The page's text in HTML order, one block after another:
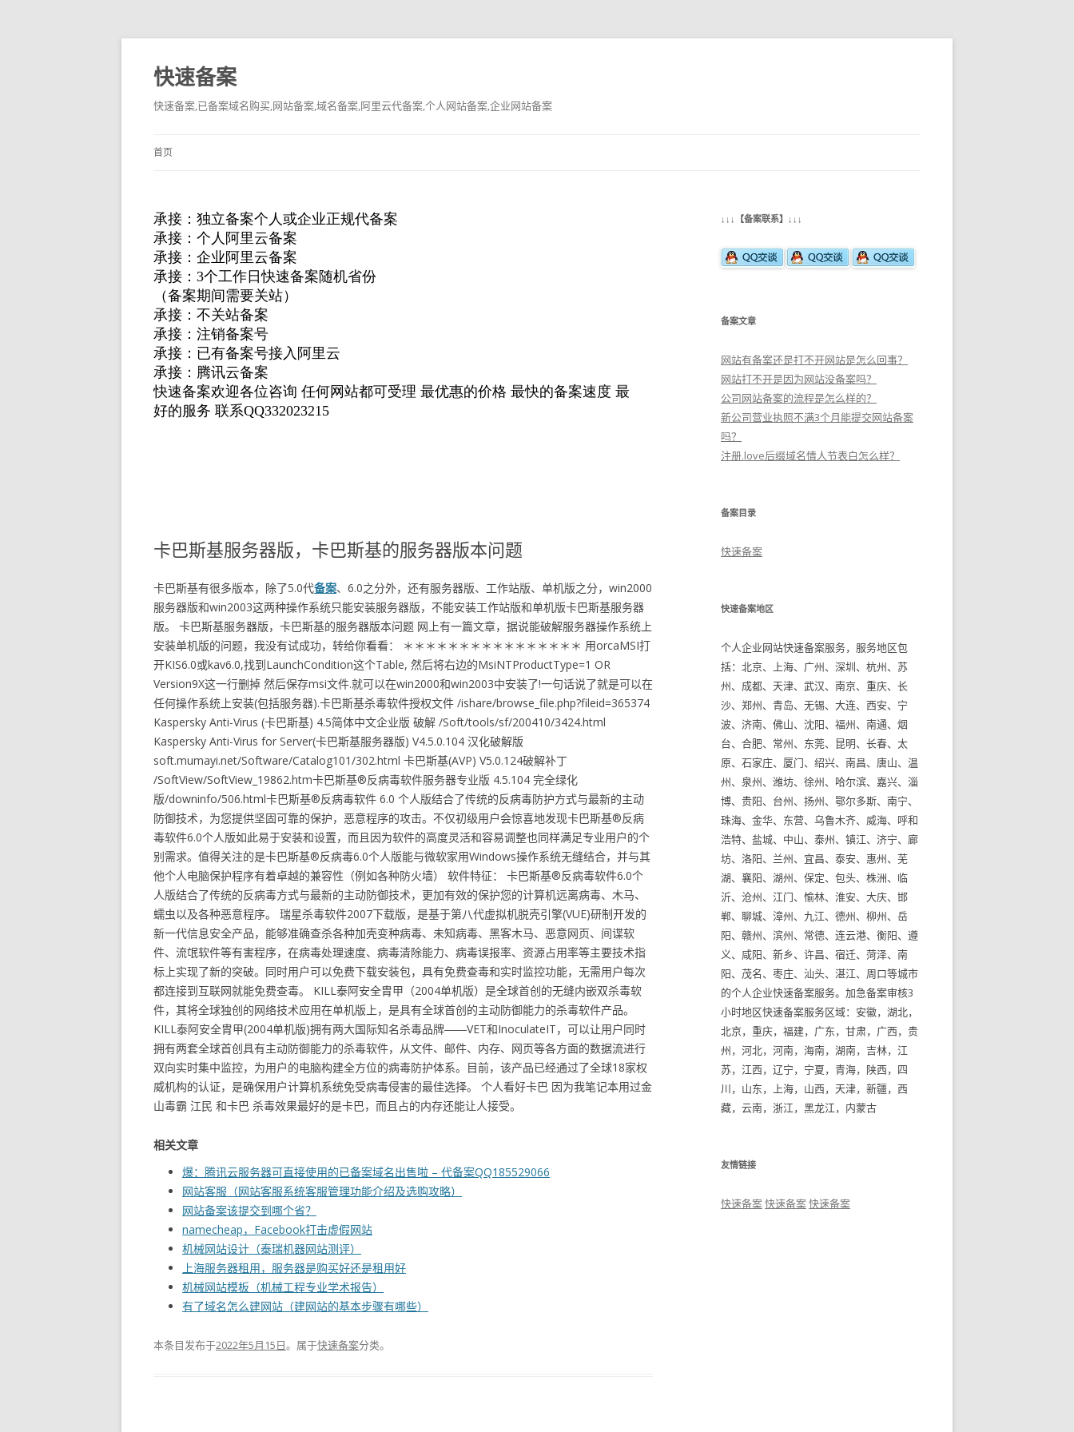
快速备案
快速备案,已备案域名购买,网站备案,域名备案,阿里云代备案,个人网站备案,企业网站备案
首页
卡巴斯基服务器版，卡巴斯基的服务器版本问题
卡巴斯基有很多版本，除了5.0代备案、6.0之分外，还有服务器版、工作站版、单机版之分，win2000
服务器版和win2003这两种操作系统只能安装服务器版，不能安装工作站版和单机版卡巴斯基服务器
版。 卡巴斯基服务器版，卡巴斯基的服务器版本问题 网上有一篇文章，据说能破解服务器操作系统上
安装单机版的问题，我没有试成功，转给你看看： ＊＊＊＊＊＊＊＊＊＊＊＊＊＊＊＊ 用orcaMSI打
开KIS6.0或kav6.0,找到LaunchCondition这个Table, 然后将右边的MsiNTProductType=1 OR
Version9X这一行删掉 然后保存msi文件.就可以在win2000和win2003中安装了!一句话说了就是可以在
任何操作系统上安装(包括服务器).卡巴斯基杀毒软件授权文件 /ishare/browse_file.php?fileid=365374
Kaspersky Anti-Virus (卡巴斯基) 4.5简体中文企业版 破解 /Soft/tools/sf/200410/3424.html
Kaspersky Anti-Virus for Server(卡巴斯基服务器版) V4.5.0.104 汉化破解版
soft.mumayi.net/Software/Catalog101/302.html 卡巴斯基(AVP) V5.0.124破解补丁
/SoftView/SoftView_19862.htm卡巴斯基®反病毒软件服务器专业版 4.5.104 完全绿化
版/downinfo/506.html卡巴斯基®反病毒软件 6.0 个人版结合了传统的反病毒防护方式与最新的主动
防御技术，为您提供坚固可靠的保护，恶意程序的攻击。不仅初级用户会惊喜地发现卡巴斯基®反病
毒软件6.0个人版如此易于安装和设置，而且因为软件的高度灵活和容易调整也同样满足专业用户的个
别需求。值得关注的是卡巴斯基®反病毒6.0个人版能与微软家用Windows操作系统无缝结合，并与其
他个人电脑保护程序有着卓越的兼容性（例如各种防火墙） 软件特征： 卡巴斯基®反病毒软件6.0个
人版结合了传统的反病毒方式与最新的主动防御技术，更加有效的保护您的计算机远离病毒、木马、
蠕虫以及各种恶意程序。 瑞星杀毒软件2007下载版，是基于第八代虚拟机脱壳引擎(VUE)研制开发的
新一代信息安全产品，能够准确查杀各种加壳变种病毒、未知病毒、黑客木马、恶意网页、间谍软
件、流氓软件等有害程序，在病毒处理速度、病毒清除能力、病毒误报率、资源占用率等主要技术指
标上实现了新的突破。同时用户可以免费下载安装包，具有免费查毒和实时监控功能，无需用户每次
都连接到互联网就能免费查毒。 KILL泰阿安全胄甲（2004单机版）是全球首创的无缝内嵌双杀毒软
件，其将全球独创的网络技术应用在单机版上，是具有全球首创的主动防御能力的杀毒软件产品。
KILL泰阿安全胄甲(2004单机版)拥有两大国际知名杀毒品牌――VET和InoculateIT，可以让用户同时
拥有两套全球首创具有主动防御能力的杀毒软件，从文件、邮件、内存、网页等各方面的数据流进行
双向实时集中监控，为用户的电脑构建全方位的病毒防护体系。目前，该产品已经通过了全球18家权
威机构的认证，是确保用户计算机系统免受病毒侵害的最佳选择。 个人看好卡巴 因为我笔记本用过金
山毒霸 江民 和卡巴 杀毒效果最好的是卡巴，而且占的内存还能让人接受。
相关文章
爆：腾讯云服务器可直接使用的已备案域名出售啦 – 代备案QQ185529066
网站客服（网站客服系统客服管理功能介绍及选购攻略）
网站备案该提交到哪个省？
namecheap，Facebook打击虚假网站
机械网站设计（泰瑞机器网站测评）
上海服务器租用，服务器是购买好还是租用好
机械网站模板（机械工程专业学术报告）
有了域名怎么建网站（建网站的基本步骤有哪些）
本条目发布于2022年5月15日。属于快速备案分类。
↓↓↓【备案联系】↓↓↓
备案文章
网站有备案还是打不开网站是怎么回事？
网站打不开是因为网站没备案吗？
公司网站备案的流程是怎么样的？
新公司营业执照不满3个月能提交网站备案
吗？
注册.love后缀域名情人节表白怎么样？
备案目录
快速备案
快速备案地区
个人企业网站快速备案服务，服务地区包
括：北京、上海、广州、深圳、杭州、苏
州、成都、天津、武汉、南京、重庆、长
沙、郑州、青岛、无锡、大连、西安、宁
波、济南、佛山、沈阳、福州、南通、烟
台、合肥、常州、东莞、昆明、长春、太
原、石家庄、厦门、绍兴、南昌、唐山、温
州、泉州、潍坊、徐州、哈尔滨、嘉兴、淄
博、贵阳、台州、扬州、鄂尔多斯、南宁、
珠海、金华、东营、乌鲁木齐、威海、呼和
浩特、盐城、中山、泰州、镇江、济宁、廊
坊、洛阳、兰州、宜昌、泰安、惠州、芜
湖、襄阳、湖州、保定、包头、株洲、临
沂、沧州、江门、愉林、淮安、大庆、邯
郸、聊城、漳州、九江、德州、柳州、岳
阳、赣州、滨州、常德、连云港、衡阳、遵
义、咸阳、新乡、许昌、宿迁、菏泽、南
阳、茂名、枣庄、汕头、湛江、周口等城市
的个人企业快速备案服务。加急备案审核3
小时地区快速备案服务区域：安徽，湖北，
北京，重庆，福建，广东，甘肃，广西，贵
州，河北，河南，海南，湖南，吉林，江
苏，江西，辽宁，宁夏，青海，陕西，四
川，山东，上海，山西，天津，新疆，西
藏，云南，浙江，黑龙江，内蒙古
友情链接
快速备案快速备案快速备案